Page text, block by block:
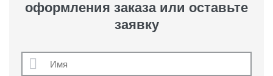
оформления заказа или оставьте
заявку